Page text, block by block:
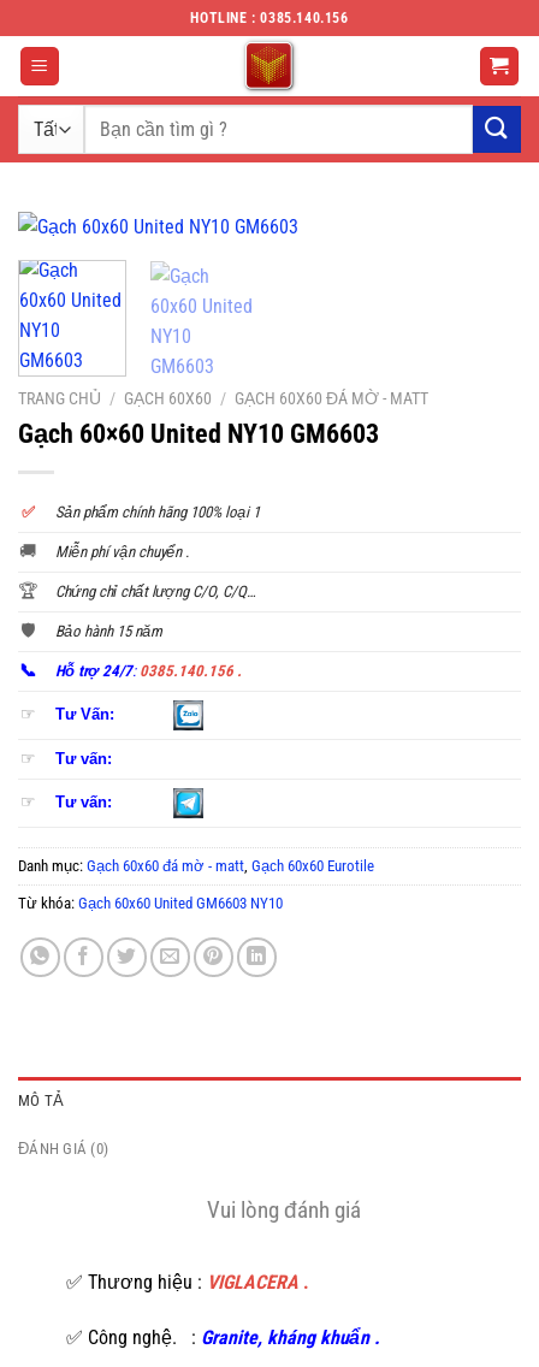
đến
dung
HOTLINE : 0385.140.156
Tìm
kiếm:
TRANG CHỦ / GẠCH 60X60 / GẠCH 60X60 ĐÁ MỜ - MATT
Gạch 60×60 United NY10 GM6603
✅ Sản phẩm chính hãng 100% loại 1
🚚 Miễn phí vận chuyển .
🏆 Chứng chỉ chất lượng C/O, C/Q…
🛡️ Bảo hành 15 năm
📞 Hỗ trợ 24/7: 0385.140.156 .
☞ Tư Vấn:
☞ Tư vấn:
☞ Tư vấn:
Danh mục: Gạch 60x60 đá mờ - matt, Gạch 60x60 Eurotile
Từ khóa: Gạch 60x60 United GM6603 NY10
MÔ TẢ
ĐÁNH GIÁ (0)
Vui lòng đánh giá
✅ Thương hiệu : VIGLACERA .
✅ Công nghệ. : Granite, kháng khuẩn .